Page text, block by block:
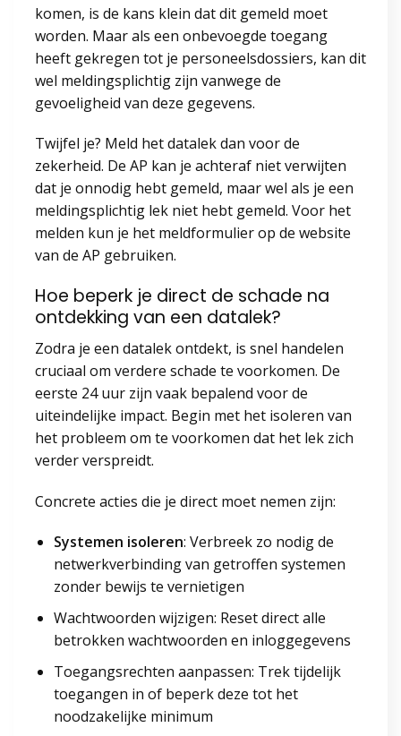
komen, is de kans klein dat dit gemeld moet
worden. Maar als een onbevoegde toegang
heeft gekregen tot je personeelsdossiers, kan dit
wel meldingsplichtig zijn vanwege de
gevoeligheid van deze gegevens.
Twijfel je? Meld het datalek dan voor de
zekerheid. De AP kan je achteraf niet verwijten
dat je onnodig hebt gemeld, maar wel als je een
meldingsplichtig lek niet hebt gemeld. Voor het
melden kun je het meldformulier op de website
van de AP gebruiken.
Hoe beperk je direct de schade na
ontdekking van een datalek?
Zodra je een datalek ontdekt, is snel handelen
cruciaal om verdere schade te voorkomen. De
eerste 24 uur zijn vaak bepalend voor de
uiteindelijke impact. Begin met het isoleren van
het probleem om te voorkomen dat het lek zich
verder verspreidt.
Concrete acties die je direct moet nemen zijn:
Systemen isoleren: Verbreek zo nodig de
netwerkverbinding van getroffen systemen
zonder bewijs te vernietigen
Wachtwoorden wijzigen: Reset direct alle
betrokken wachtwoorden en inloggegevens
Toegangsrechten aanpassen: Trek tijdelijk
toegangen in of beperk deze tot het
noodzakelijke minimum